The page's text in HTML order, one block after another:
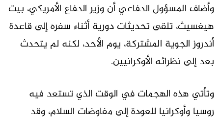
وأضاف المسؤول الدفاعي أن وزير الدفاع الأمريكي، بيت
هيغسيث، تلقى تحديثات دورية أثناء سفره إلى قاعدة
أندروز الجوية المشتركة، يوم الأحد، لكنه لم يتحدث
بعد إلى نظرائه الأوكرانيين.
وتأتي هذه الهجمات في الوقت الذي تستعد فيه
روسيا وأوكرانيا للعودة إلى مفاوضات السلام، وقد